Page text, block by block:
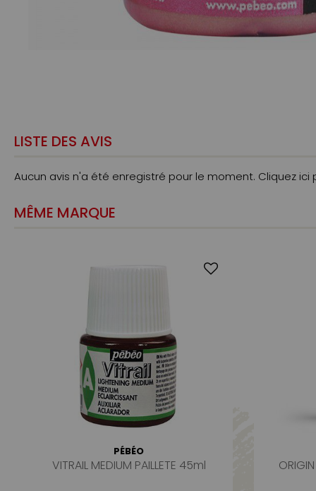
LISTE DES AVIS
Aucun avis n'a été enregistré pour le moment. Cliquez ici
MÊME MARQUE
PÉBÉO
VITRAIL MEDIUM PAILLETE 45ml